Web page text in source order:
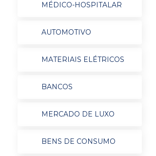
MÉDICO-HOSPITALAR
AUTOMOTIVO
MATERIAIS ELÉTRICOS
BANCOS
MERCADO DE LUXO
BENS DE CONSUMO